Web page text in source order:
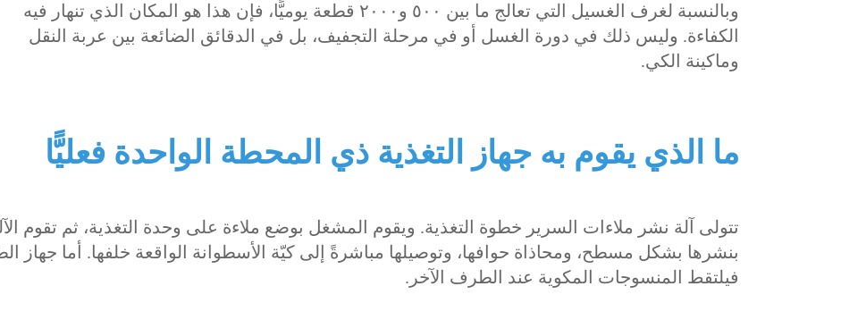
وبالنسبة لغرف الغسيل التي تعالج ما بين ٥٠٠ و٢٠٠٠ قطعة يوميًّا، فإن هذا هو المكان الذي تنهار فيه
الكفاءة. وليس ذلك في دورة الغسل أو في مرحلة التجفيف، بل في الدقائق الضائعة بين عربة النقل
وماكينة الكي.
ما الذي يقوم به جهاز التغذية ذي المحطة الواحدة فعليًّا
تتولى آلة نشر ملاءات السرير خطوة التغذية. ويقوم المشغل بوضع ملاءة على وحدة التغذية، ثم تقوم
بنشرها بشكل مسطح، ومحاذاة حوافها، وتوصيلها مباشرةً إلى كيّة الأسطوانة الواقعة خلفها. أما جهاز
فيلتقط المنسوجات المكوية عند الطرف الآخر.